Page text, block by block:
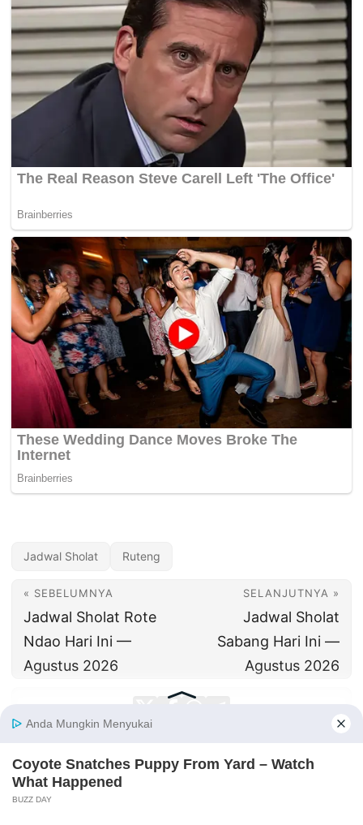
Jadwal Sholat Ruteng
« SEBELUMNYA
Jadwal Sholat Rote
Ndao Hari Ini —
Agustus 2026
SELANJUTNYA »
Jadwal Sholat
Sabang Hari Ini —
Agustus 2026